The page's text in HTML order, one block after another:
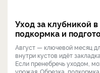
Уход за клубникой в
подкормка и
Август — ключевой месяц
внутри кустов идёт
Если пренебречь уходом,
урожая. Обрезка,